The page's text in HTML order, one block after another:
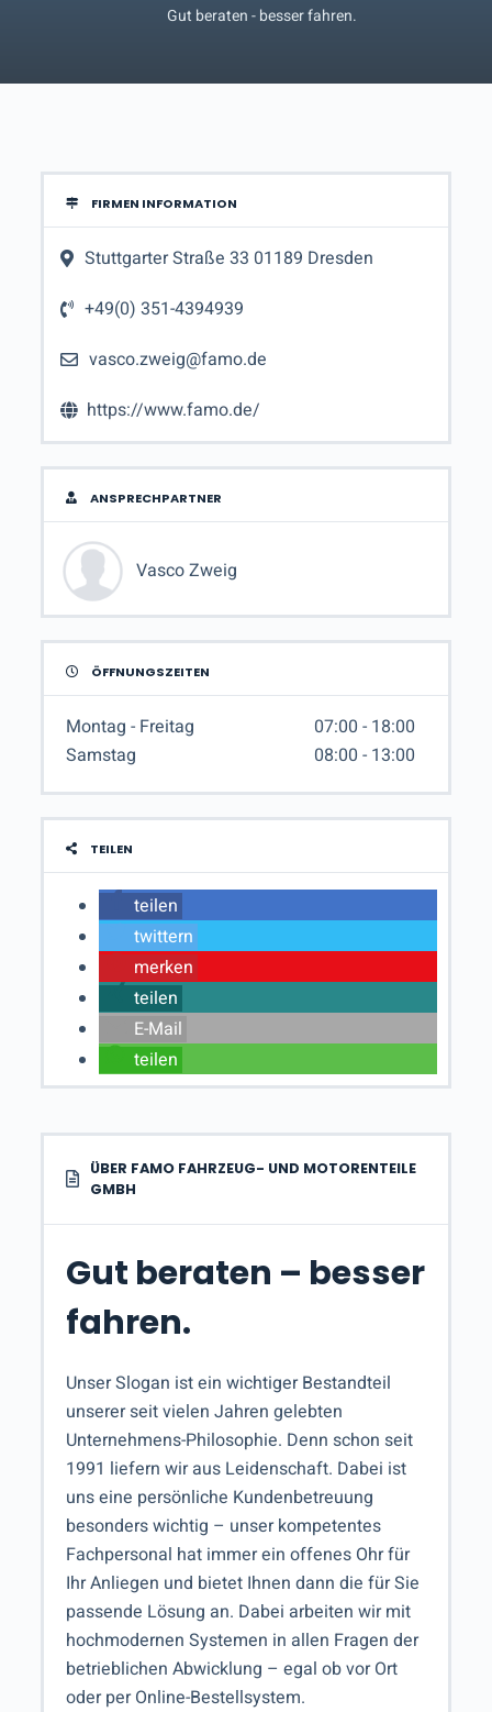
Gut beraten - besser fahren.
FIRMEN INFORMATION
Stuttgarter Straße 33 01189 Dresden
+49(0) 351-4394939
vasco.zweig@famo.de
https://www.famo.de/
ANSPRECHPARTNER
Vasco Zweig
ÖFFNUNGSZEITEN
Montag - Freitag
07:00 - 18:00
Samstag
08:00 - 13:00
TEILEN
teilen
twittern
merken
teilen
E-Mail
teilen
ÜBER FAMO FAHRZEUG- UND MOTORENTEILE
GMBH
Gut beraten – besser
fahren.
Unser Slogan ist ein wichtiger Bestandteil
unserer seit vielen Jahren gelebten
Unternehmens-Philosophie. Denn schon seit
1991 liefern wir aus Leidenschaft. Dabei ist
uns eine persönliche Kundenbetreuung
besonders wichtig – unser kompetentes
Fachpersonal hat immer ein offenes Ohr für
Ihr Anliegen und bietet Ihnen dann die für Sie
passende Lösung an. Dabei arbeiten wir mit
hochmodernen Systemen in allen Fragen der
betrieblichen Abwicklung – egal ob vor Ort
oder per Online-Bestellsystem.